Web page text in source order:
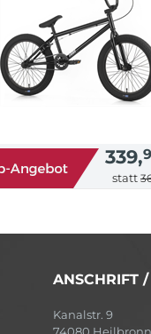
339,
statt
ANSCHRIFT
Kanalstr. 9